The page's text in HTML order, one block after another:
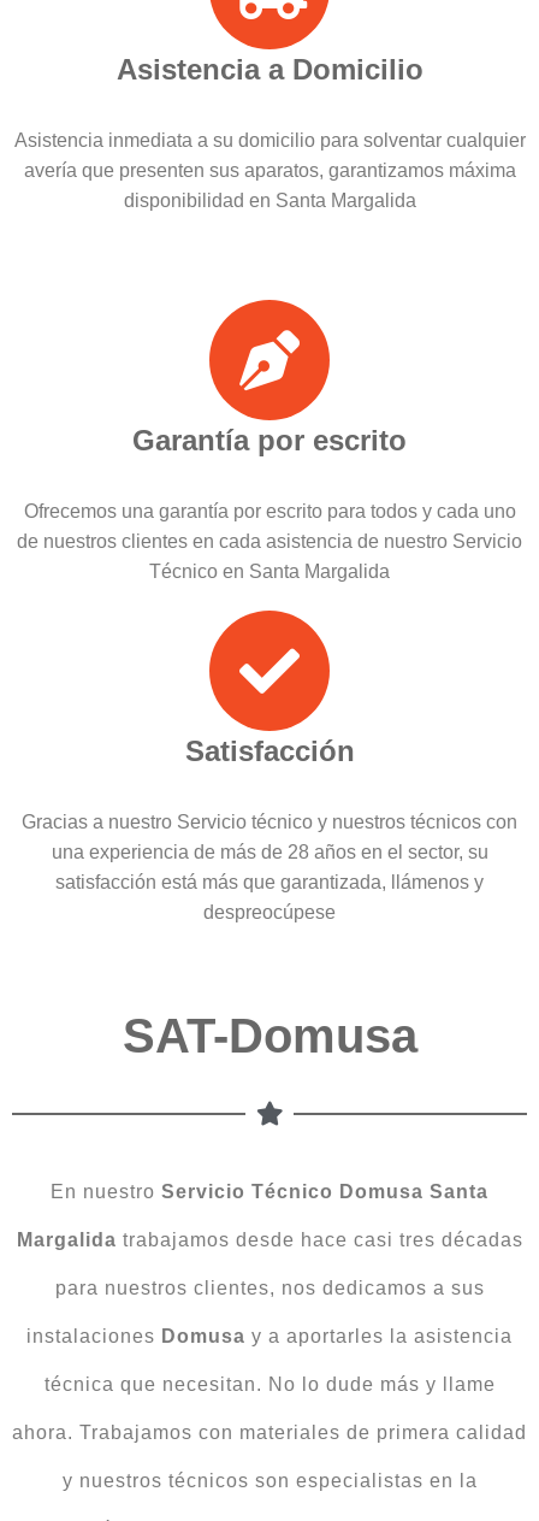
Asistencia a Domicilio
Asistencia inmediata a su domicilio para solventar cualquier
avería que presenten sus aparatos, garantizamos máxima
disponibilidad en Santa Margalida
Garantía por escrito
Ofrecemos una garantía por escrito para todos y cada uno
de nuestros clientes en cada asistencia de nuestro Servicio
Técnico en Santa Margalida
Satisfacción
Gracias a nuestro Servicio técnico y nuestros técnicos con
una experiencia de más de 28 años en el sector, su
satisfacción está más que garantizada, llámenos y
despreocúpese
SAT-Domusa
En nuestro Servicio Técnico Domusa Santa
Margalida trabajamos desde hace casi tres décadas
para nuestros clientes, nos dedicamos a sus
instalaciones Domusa y a aportarles la asistencia
técnica que necesitan. No lo dude más y llame
ahora. Trabajamos con materiales de primera calidad
y nuestros técnicos son especialistas en la